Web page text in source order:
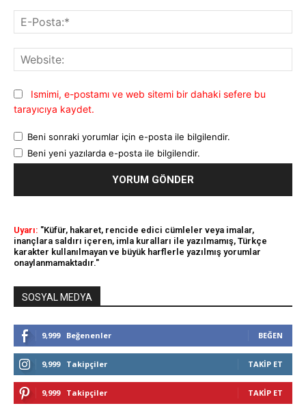
Ismimi, e-postamı ve web sitemi bir dahaki sefere bu
tarayıcıya kaydet.
Beni sonraki yorumlar için e-posta ile bilgilendir.
Beni yeni yazılarda e-posta ile bilgilendir.
Uyarı: "Küfür, hakaret, rencide edici cümleler veya imalar,
inançlara saldırı içeren, imla kuralları ile yazılmamış, Türkçe
karakter kullanılmayan ve büyük harflerle yazılmış yorumlar
onaylanmamaktadır."
SOSYAL MEDYA
9,999 Beğenenler BEĞEN
9,999 Takipçiler TAKIP ET
9,999 Takipçiler TAKIP ET